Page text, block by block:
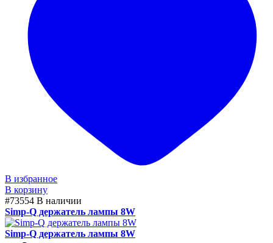
В избранное
В корзину
#73554 В наличии
Simp-Q держатель лампы 8W
Simp-Q держатель лампы 8W